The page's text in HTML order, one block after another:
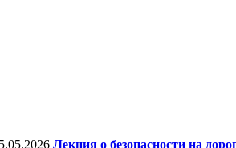
Лекция о безопасности на